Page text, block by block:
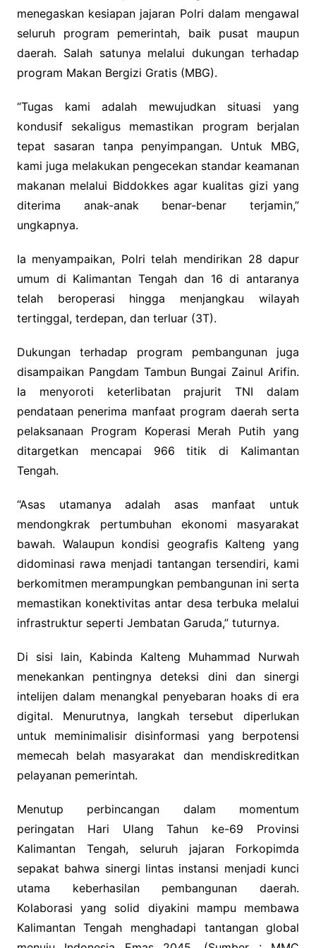
menegaskan kesiapan jajaran Polri dalam mengawal
seluruh program pemerintah, baik pusat maupun
daerah. Salah satunya melalui dukungan terhadap
program Makan Bergizi Gratis (MBG).
“Tugas kami adalah mewujudkan situasi yang
kondusif sekaligus memastikan program berjalan
tepat sasaran tanpa penyimpangan. Untuk MBG,
kami juga melakukan pengecekan standar keamanan
makanan melalui Biddokkes agar kualitas gizi yang
diterima anak-anak benar-benar terjamin,”
ungkapnya.
Ia menyampaikan, Polri telah mendirikan 28 dapur
umum di Kalimantan Tengah dan 16 di antaranya
telah beroperasi hingga menjangkau wilayah
tertinggal, terdepan, dan terluar (3T).
Dukungan terhadap program pembangunan juga
disampaikan Pangdam Tambun Bungai Zainul Arifin.
Ia menyoroti keterlibatan prajurit TNI dalam
pendataan penerima manfaat program daerah serta
pelaksanaan Program Koperasi Merah Putih yang
ditargetkan mencapai 966 titik di Kalimantan
Tengah.
“Asas utamanya adalah asas manfaat untuk
mendongkrak pertumbuhan ekonomi masyarakat
bawah. Walaupun kondisi geografis Kalteng yang
didominasi rawa menjadi tantangan tersendiri, kami
berkomitmen merampungkan pembangunan ini serta
memastikan konektivitas antar desa terbuka melalui
infrastruktur seperti Jembatan Garuda,” tuturnya.
Di sisi lain, Kabinda Kalteng Muhammad Nurwah
menekankan pentingnya deteksi dini dan sinergi
intelijen dalam menangkal penyebaran hoaks di era
digital. Menurutnya, langkah tersebut diperlukan
untuk meminimalisir disinformasi yang berpotensi
memecah belah masyarakat dan mendiskreditkan
pelayanan pemerintah.
Menutup perbincangan dalam momentum
peringatan Hari Ulang Tahun ke-69 Provinsi
Kalimantan Tengah, seluruh jajaran Forkopimda
sepakat bahwa sinergi lintas instansi menjadi kunci
utama keberhasilan pembangunan daerah.
Kolaborasi yang solid diyakini mampu membawa
Kalimantan Tengah menghadapi tantangan global